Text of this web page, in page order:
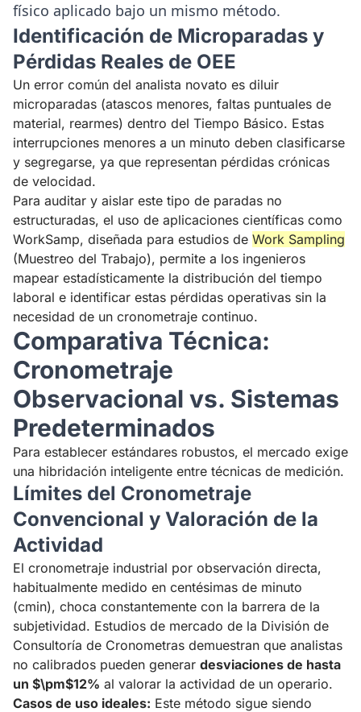
físico aplicado bajo un mismo método.
Identificación de Microparadas y
Pérdidas Reales de OEE
Un error común del analista novato es diluir
microparadas (atascos menores, faltas puntuales de
material, rearmes) dentro del Tiempo Básico. Estas
interrupciones menores a un minuto deben clasificarse
y segregarse, ya que representan pérdidas crónicas
de velocidad.
Para auditar y aislar este tipo de paradas no
estructuradas, el uso de aplicaciones científicas como
WorkSamp, diseñada para estudios de Work Sampling
(Muestreo del Trabajo), permite a los ingenieros
mapear estadísticamente la distribución del tiempo
laboral e identificar estas pérdidas operativas sin la
necesidad de un cronometraje continuo.
Comparativa Técnica:
Cronometraje
Observacional vs. Sistemas
Predeterminados
Para establecer estándares robustos, el mercado exige
una hibridación inteligente entre técnicas de medición.
Límites del Cronometraje
Convencional y Valoración de la
Actividad
El cronometraje industrial por observación directa,
habitualmente medido en centésimas de minuto
(cmin), choca constantemente con la barrera de la
subjetividad. Estudios de mercado de la División de
Consultoría de Cronometras demuestran que analistas
no calibrados pueden generar desviaciones de hasta
un $\pm$12% al valorar la actividad de un operario.
Casos de uso ideales: Este método sigue siendo